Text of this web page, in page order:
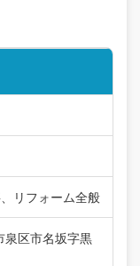
リフォーム全般
区市名坂字黒